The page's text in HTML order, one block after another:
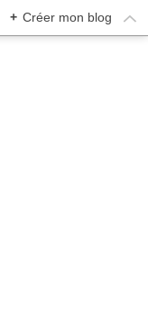
+ Créer mon blog